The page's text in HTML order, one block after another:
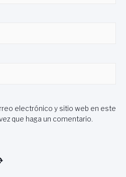
electrónico y sitio web en este
que haga un comentario.